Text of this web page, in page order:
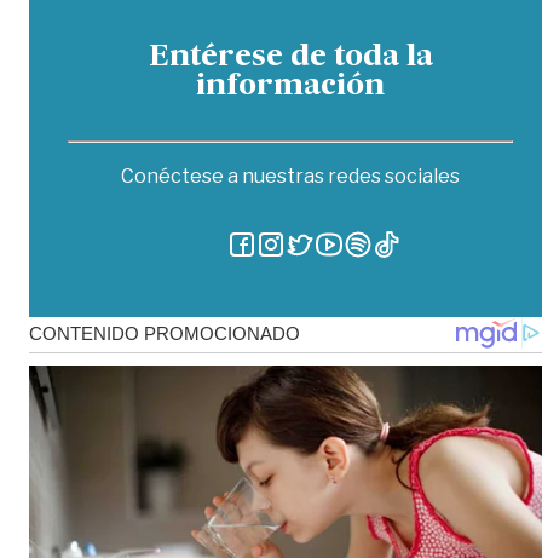
Entérese de toda la
información
Conéctese a nuestras redes sociales